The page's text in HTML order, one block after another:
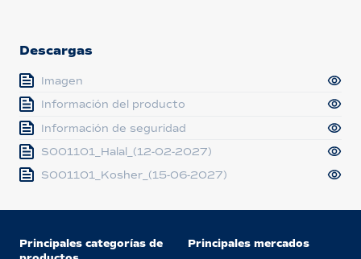
Descargas
Imagen
Información del producto
Información de seguridad
S001101_Halal_(12-02-2027)
S001101_Kosher_(15-06-2027)
Principales categorías de
Principales mercados